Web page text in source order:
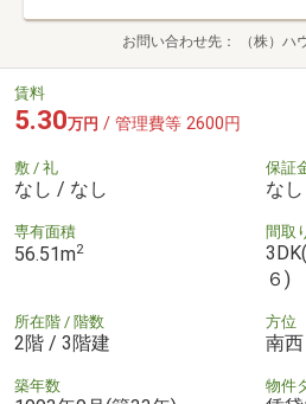
お問い合わせ先 （株）
賃料
5.30万円 / 管理費等 2600円
敷 / 礼
なし / なし
保証
なし
専有面積
56.51m2
間取
６)
所在階 / 階数
2階 / 3階建
方位
南西
築年数 物件